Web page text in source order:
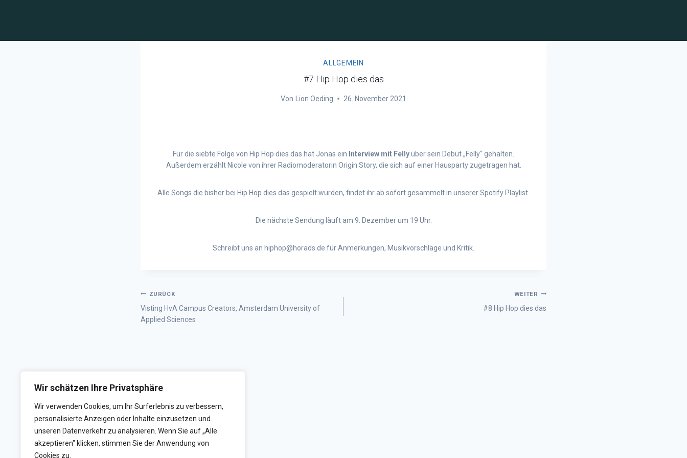
Wir schätzen Ihre Privatsphäre
Wir verwenden Cookies, um Ihr Surferlebnis zu verbessern,
personalisierte Anzeigen oder Inhalte einzusetzen und
unseren Datenverkehr zu analysieren. Wenn Sie auf „Alle
akzeptieren" klicken, stimmen Sie der Anwendung von
Cookies zu.
ALLGEMEIN
#7 Hip Hop dies das
Von Lion Oeding 26. November 2021
Für die siebte Folge von Hip Hop dies das hat Jonas ein Interview mit Fellyüber sein Debüt „Felly“ gehalten.
Außerdem erzählt Nicole von ihrer Radiomoderatorin Origin Story, die sich auf einer Hausparty zugetragen hat.
Alle Songs die bisher bei Hip Hop dies das gespielt wurden, findet ihr ab sofort gesammelt in unserer Spotify Playlist.
Die nächste Sendung läuft am 9. Dezember um 19 Uhr.
Schreibt uns an hiphop@horads.de für Anmerkungen, Musikvorschläge und Kritik.
ZURÜCK
Visting HvA Campus Creators, Amsterdam University of
Applied Sciences
WEITER
#8 Hip Hop dies das